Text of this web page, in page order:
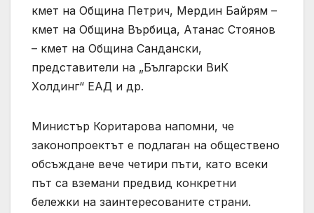
кмет на Община Петрич, Мердин Байрям –
кмет на Община Върбица, Атанас Стоянов
– кмет на Община Сандански,
представители на „Български ВиК
Холдинг“ ЕАД и др.
Министър Коритарова напомни, че
законопроектът е подлаган на обществено
обсъждане вече четири пъти, като всеки
път са вземани предвид конкретни
бележки на заинтересованите страни.